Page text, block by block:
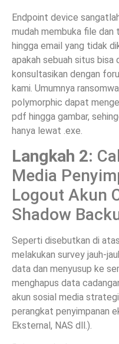
Endpoint device
mudah membuka file dan
hingga email yang tidak
apakah sebuah situs bisa
konsultasikan dengan
kami. Umumnya
polymorphic dapat
pdf hingga gambar,
hanya lewat .exe.
Langkah 2:
Media
Logout Akun
Shadow
Seperti disebutkan di
melakukan survey jauh-
data dan menyusup ke
menghapus data
akun sosial media
perangkat penyimpanan
Eksternal, NAS dll.).